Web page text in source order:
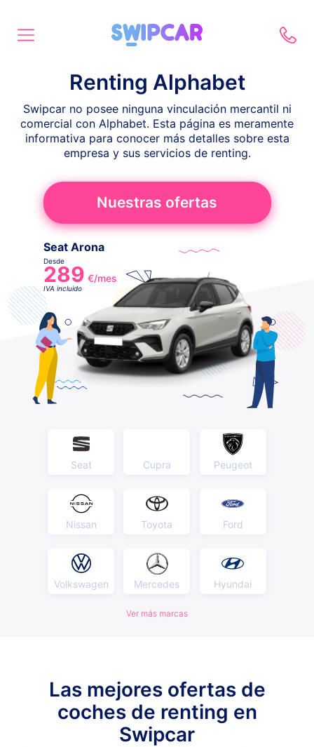
Renting Alphabet
Swipcar no posee ninguna vinculación mercantil ni
comercial con Alphabet. Esta página es meramente
informativa para conocer más detalles sobre esta
empresa y sus servicios de renting.
Nuestras ofertas
Seat Arona
Desde
289 €/mes
IVA incluido
Seat Cupra Peugeot
Nissan Toyota Ford
Volkswagen Mercedes Hyundai
Ver más marcas
Las mejores ofertas de
coches de renting en
Swipcar